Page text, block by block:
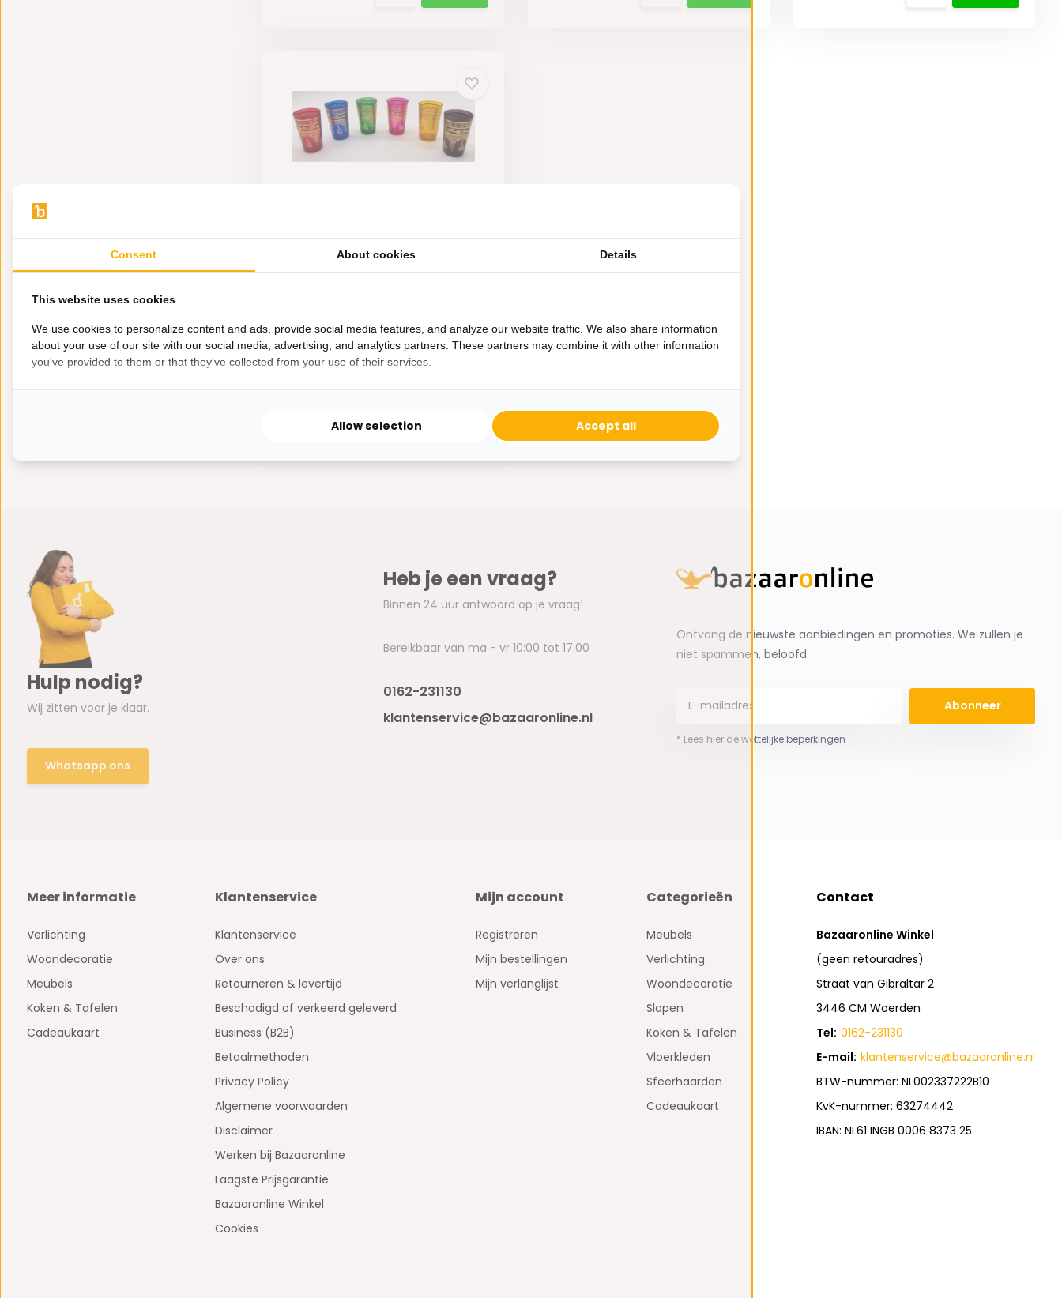
Oasis - 120 ml - 6 stuks
Prachtige set van 6 handgemaakte
Op voorraad
Hulp nodig?
Wij zitten voor je klaar.
Whatsapp ons
Heb je een vraag?
Binnen 24 uur antwoord op je vraag!
Bereikbaar van ma - vr 10:00 tot 17:00
0162-231130
klantenservice@bazaaronline.nl
Ontvang de nieuwste aanbiedingen en promoties. We zullen je
niet spammen, beloofd.
Abonneer
* Lees hier de wettelijke beperkingen
Meer informatie
Verlichting
Woondecoratie
Meubels
Koken & Tafelen
Cadeaukaart
Klantenservice
Klantenservice
Over ons
Retourneren & levertijd
Beschadigd of verkeerd geleverd
Business (B2B)
Betaalmethoden
Privacy Policy
Algemene voorwaarden
Disclaimer
Werken bij Bazaaronline
Laagste Prijsgarantie
Bazaaronline Winkel
Cookies
Mijn account
Registreren
Mijn bestellingen
Mijn verlanglijst
Categorieën
Meubels
Verlichting
Woondecoratie
Slapen
Koken & Tafelen
Vloerkleden
Sfeerhaarden
Cadeaukaart
Contact
Bazaaronline Winkel
(geen retouradres)
Straat van Gibraltar 2
3446 CM Woerden
Tel: 0162-231130
E-mail: klantenservice@bazaaronline.nl
BTW-nummer: NL002337222B10
KvK-nummer: 63274442
IBAN: NL61 INGB 0006 8373 25
Consent About cookies Details
This website uses cookies
We use cookies to personalize content and ads, provide social media features, and analyze our website traffic. We also share information
about your use of our site with our social media, advertising, and analytics partners. These partners may combine it with other information
you've provided to them or that they've collected from your use of their services.
Allow selection Accept all